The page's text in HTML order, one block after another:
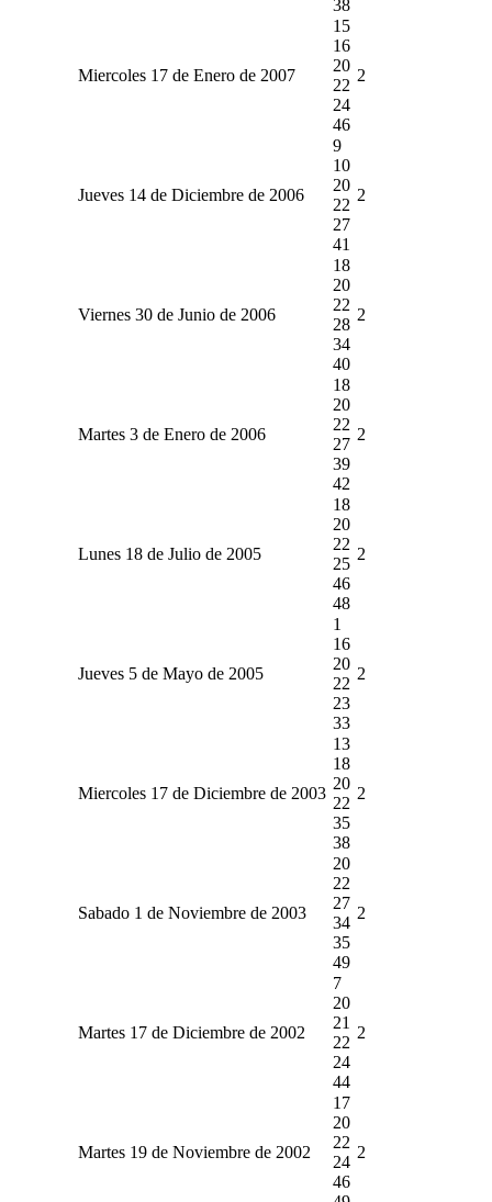
38
Miercoles 17 de Enero de 2007
15
16
20
22
24
46
2
Jueves 14 de Diciembre de 2006
9
10
20
22
27
41
2
Viernes 30 de Junio de 2006
18
20
22
28
34
40
2
Martes 3 de Enero de 2006
18
20
22
27
39
42
2
Lunes 18 de Julio de 2005
18
20
22
25
46
48
2
Jueves 5 de Mayo de 2005
1
16
20
22
23
33
2
Miercoles 17 de Diciembre de 2003
13
18
20
22
35
38
2
Sabado 1 de Noviembre de 2003
20
22
27
34
35
49
2
Martes 17 de Diciembre de 2002
7
20
21
22
24
44
2
Martes 19 de Noviembre de 2002
17
20
22
24
46
2